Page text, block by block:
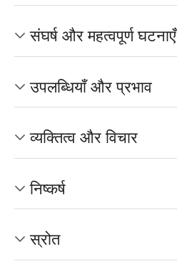
संघर्ष और महत्वपूर्ण घटनाएँ
उपलब्धियाँ और प्रभाव
व्यक्तित्व और विचार
निष्कर्ष
स्रोत